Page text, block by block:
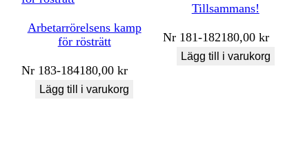
Arbetarrörelsens kamp
för rösträtt
Nr 183-184180,00kr
Lägg till i varukorg
Tillsammans!
Nr 181-182180,00 kr
Lägg till i varukorg